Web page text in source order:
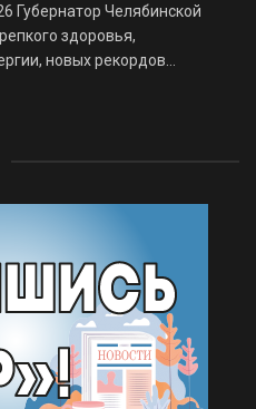
Губернатор Челябинской
здоровья,
новых рекордов…